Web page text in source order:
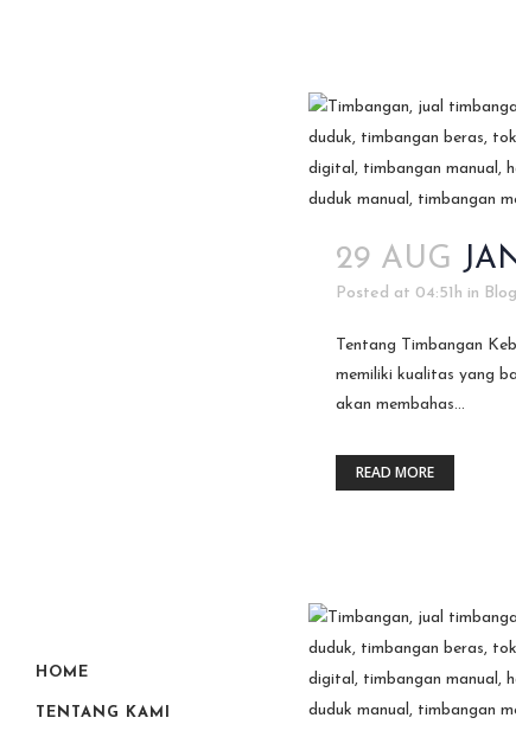
HOME
TENTANG KAMI
29 AUG
Posted at 04:51h in Blog
Tentang Timbangan
memiliki kualitas yang
akan membahas...
READ MORE